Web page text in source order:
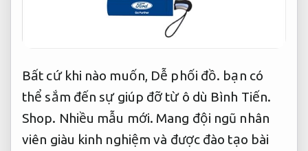
Bất cứ khi nào muốn, Dễ phối đồ. bạn có
thể sắm đến sự giúp đỡ từ ô dù Bình Tiến.
Shop. Nhiều mẫu mới. Mang đội ngũ nhân
viên giàu kinh nghiệm và được đào tạo bài